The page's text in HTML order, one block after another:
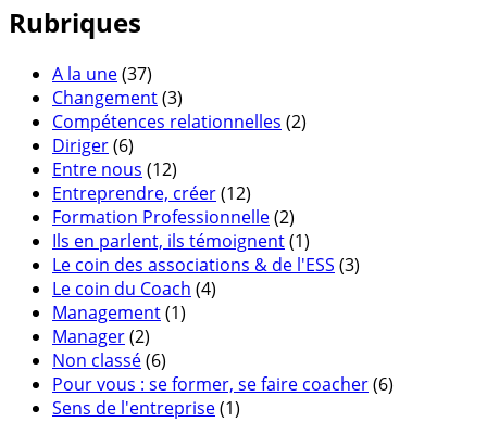
Rubriques
A la une(37)
Changement(3)
Compétences relationnelles (2)
Diriger(6)
Entre nous (12)
Entreprendre, créer(12)
Formation Professionnelle(2)
Ils en parlent, ils témoignent(1)
Le coin des associations & de l'ESS (3)
Le coin du Coach (4)
Management(1)
Manager(2)
Non classé(6)
Pour vous : se former, se faire coacher(6)
Sens de l'entreprise(1)